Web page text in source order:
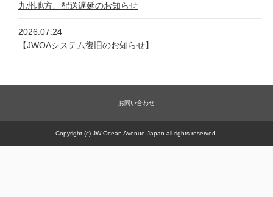
九州地方、配送遅延のお知らせ
2026.07.24
【JWOAシステム復旧のお知らせ】
システム不具合について
新規商品【太古の甕 細胞浴サロン営業権】販売一時休止の件
お問い合わせ
Copyright (c) JW Ocean Avenue Japan all rights reserved.